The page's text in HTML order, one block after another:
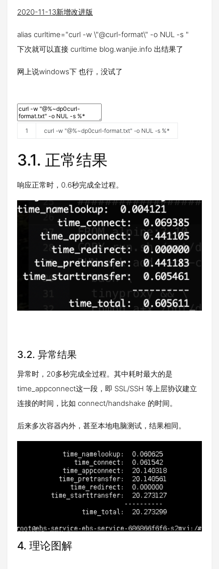
2020-11-13新增改进版
alias curltime="curl -w \"@curl-format\" -o NUL -s "
下次就可以直接 curltime blog.wanjie.info 出结果了
网上说windows下 也行，没试了
1 curl -w "@%~dp0curl-format.txt" -o NUL -s %*
3.1. 正常结果
响应正常时，0.6秒完成全过程。
3.2. 异常结果
异常时，20多秒完成全过程。 其中耗时最大的是
time_appconnect这一段，即 SSL/SSH 等上层协议建立
连接的时间，比如 connect/handshake 的时间。
后来多次容器内外，甚至本地电脑测试，结果相同。
4. 理论图解